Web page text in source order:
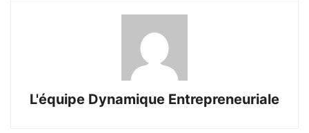
L'équipe Dynamique Entrepreneuriale